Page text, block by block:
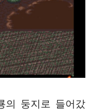
의 둥지로 들어갔